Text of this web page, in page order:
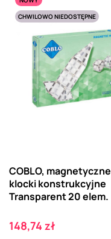
CHWILOWO NIEDOSTĘPNE
COBLO, magnetyczne
klocki konstrukcyjne
Transparent 20 elem.
Cena
148,74 zł